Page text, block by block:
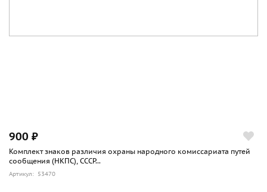
900 ₽
Комплект знаков различия охраны народного комиссариата путей
сообщения (НКПС), СССР...
Артикул: 53470